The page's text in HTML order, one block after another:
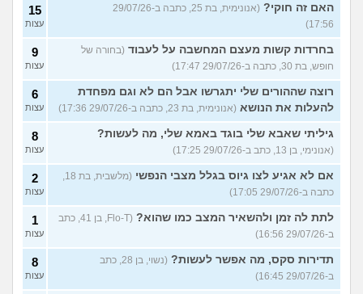
האם זה חוקי?
(אנונימית, בת 25, כתבה ב-29/07/26
17:56)
15
עצות
בחרדות קשות מעצם המחשבה על לעבוד (בחורה של
חופש, בת 30, כתבה ב-29/07/26 17:47)
9
עצות
רוצה שההורים שלי יתגרשו אבל הם לא וגם מפחדת
להעלות את הנושא (אנונימית, בת 23, כתבה ב-29/07/26 17:36)
6
עצות
גיליתי שאבא שלי בוגד באמא שלי, מה לעשות?
(אנונימי, בן 13, כתב ב-29/07/26 17:25)
8
עצות
אם לא אגיע לצו גיוס בגלל מצבי הנפשי
כתבה ב-29/07/26 17:05)
2
עצות
לתת לה זמן ולהשאיר המצב כמו שהוא?
(Flo-T, בן 41, כתב
ב-29/07/26 16:56)
1
עצות
תדירות סקס, מה אפשר לעשות?
(נשוי, בן 28, כתב
ב-29/07/26 16:45)
8
עצות